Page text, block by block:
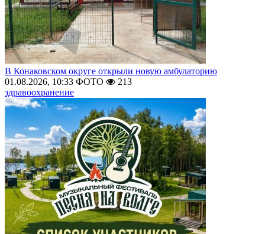
В Конаковском округе открыли новую амбулаторию
01.08.2026, 10:33 ФОТО
213
здравоохранение